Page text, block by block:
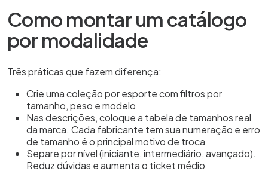
Como montar um catálogo
por modalidade
Três práticas que fazem diferença:
Crie uma coleção por esporte com filtros por
tamanho, peso e modelo
Nas descrições, coloque a tabela de tamanhos real
da marca. Cada fabricante tem sua numeração e erro
de tamanho é o principal motivo de troca
Separe por nível (iniciante, intermediário, avançado).
Reduz dúvidas e aumenta o ticket médio